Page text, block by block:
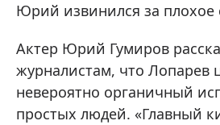
Юрий извинился за плохое
Актер Юрий Гумиров
журналистам, что Лопарев
невероятно органичный
простых людей. «Главный